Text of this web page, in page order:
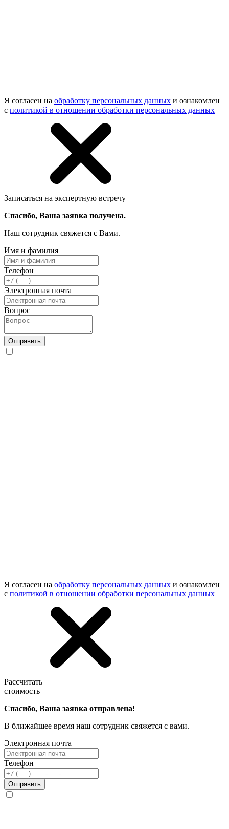
Я согласен на обработку персональных данных и ознакомлен
с политикой в отношении обработки персональных данных
Записаться на экспертную встречу
Спасибо, Ваша заявка получена.
Наш сотрудник свяжется с Вами.
Имя и фамилия
Телефон
Электронная почта
Вопрос
Отправить
Я согласен на обработку персональных данных и ознакомлен
с политикой в отношении обработки персональных данных
Рассчитать
стоимость
Спасибо, Ваша заявка отправлена!
В ближайшее время наш сотрудник свяжется с вами.
Электронная почта
Телефон
Отправить